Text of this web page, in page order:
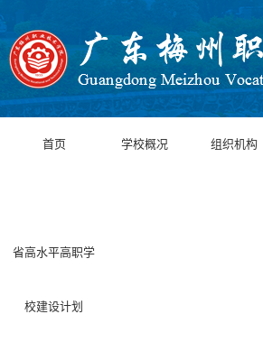
首页 学校概况 组织机构
省高水平高职学
校建设计划